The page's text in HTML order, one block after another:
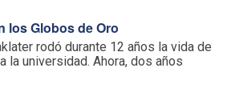
los Globos de Oro
rodó durante 12 años la vida de
la universidad. Ahora, dos años